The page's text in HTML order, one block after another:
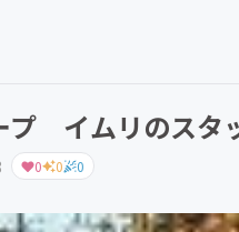
ュース、脚...
プ イムリのスタ
0 0 0